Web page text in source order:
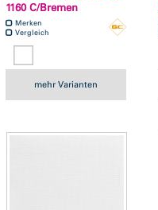
1160 C/Bremen
Merken
Vergleich
mehr Varianten